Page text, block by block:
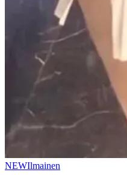
NEWIlmainen